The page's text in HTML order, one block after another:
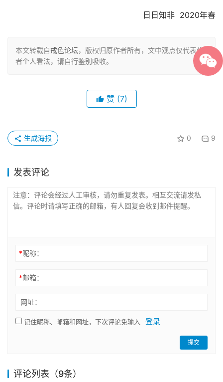
日日知非  2020年春
本文转载自戒色论坛，版权归原作者所有，文中观点仅代表作
者个人看法，请自行鉴别吸收。
赞 (7)
0 9
生成海报
发表评论
*昵称：
*邮箱：
网址：
记住昵称、邮箱和网址，下次评论免输入 登录
提交
评论列表（9条）